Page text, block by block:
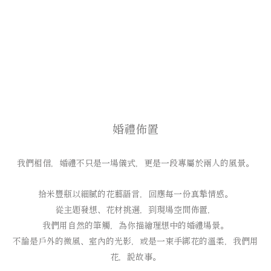
婚禮佈置
我們相信，婚禮不只是一場儀式，更是一段專屬於兩人的風景。
拾米豐瓶以細膩的花藝語言，回應每一份真摯情感。
從主題發想、花材挑選，到現場空間佈置，
我們用自然的筆觸，為你描繪理想中的婚禮場景。
不論是戶外的微風、室內的光影，或是一束手綁花的溫柔，我們用
花，說故事。